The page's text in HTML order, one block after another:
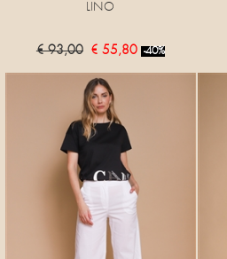
LINO
€ 93,00 € 55,80 -40%